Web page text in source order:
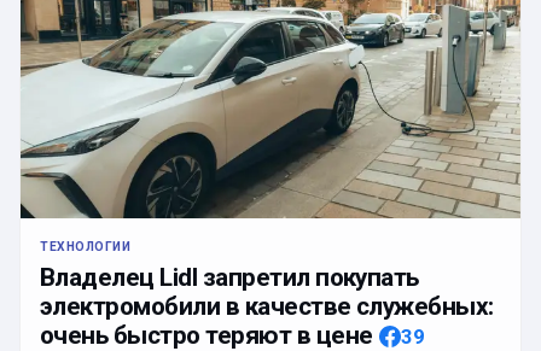
ТЕХНОЛОГИИ
Владелец Lidl запретил покупать
электромобили в качестве служебных:
очень быстро теряют в цене
39